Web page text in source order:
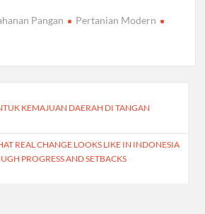
Pangan
Pertanian Modern
KEMAJUAN DAERAH DI TANGAN
REAL CHANGE LOOKS LIKE IN INDONESIA
PROGRESS AND SETBACKS